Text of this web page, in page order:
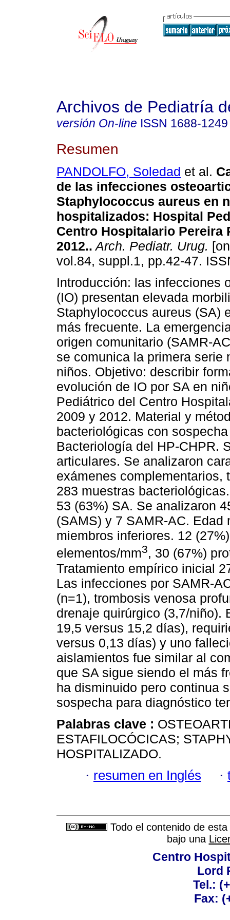
Archivos de Pediatría
versión On-line ISSN 1688-1249
Resumen
PANDOLFO, Soledad et al.
de las infecciones
Staphylococcus aureus en
hospitalizados: Hospital
Centro Hospitalario Pereira
2012.. Arch. Pediatr. Urug.
vol.84, suppl.1, pp.42-47.
Introducción: las infecciones
(IO) presentan elevada
Staphylococcus aureus (SA)
más frecuente. La
origen comunitario (SAMR-
se comunica la primera serie
niños. Objetivo: describir
evolución de IO por SA en
Pediátrico del Centro
2009 y 2012. Material y
bacteriológicas con
Bacteriología del HP-CHPR.
articulares. Se analizaron
exámenes complementarios,
283 muestras
53 (63%) SA. Se analizaron
(SAMS) y 7 SAMR-AC. Edad
miembros inferiores. 12
elementos/mm3, 30 (67%)
Tratamiento empírico inicial
Las infecciones por SAMR-
(n=1), trombosis venosa
drenaje quirúrgico (3,7/niño).
19,5 versus 15,2 días),
versus 0,13 días) y uno
aislamientos fue similar al
que SA sigue siendo el más
ha disminuido pero continua
sospecha para diagnóstico
Palabras clave :
ESTAFILOCÓCICAS;
HOSPITALIZADO.
· resumen en Inglés ·
Todo el contenido de
bajo una
Centro
Lord
Tel.:
Fax: